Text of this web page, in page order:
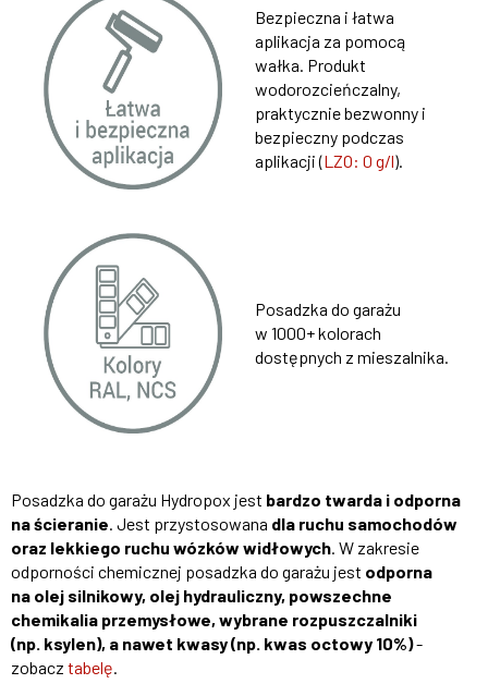
Bezpieczna i łatwa
aplikacja za pomocą
wałka. Produkt
wodorozcieńczalny,
praktycznie bezwonny i
bezpieczny podczas
aplikacji (LZO: 0 g/l).
Posadzka do garażu
w 1000+ kolorach
dostępnych z mieszalnika.
Posadzka do garażu Hydropox jest bardzo twarda i odporna
na ścieranie. Jest przystosowana dla ruchu samochodów
oraz lekkiego ruchu wózków widłowych. W zakresie
odporności chemicznej posadzka do garażu jest odporna
na olej silnikowy, olej hydrauliczny, powszechne
chemikalia przemysłowe, wybrane rozpuszczalniki
(np. ksylen), a nawet kwasy (np. kwas octowy 10%)-
zobacz tabelę.